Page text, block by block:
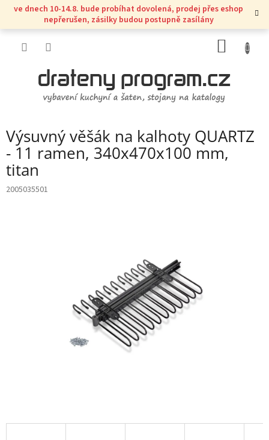
Přejít
obsah
ve dnech 10-14.8. bude probíhat dovolená, prodej přes eshop
nepřerušen, zásilky budou postupně zasílány
KOŠÍK
Výsuvný věšák na kalhoty QUARTZ
- 11 ramen, 340x470x100 mm,
titan
2005035501